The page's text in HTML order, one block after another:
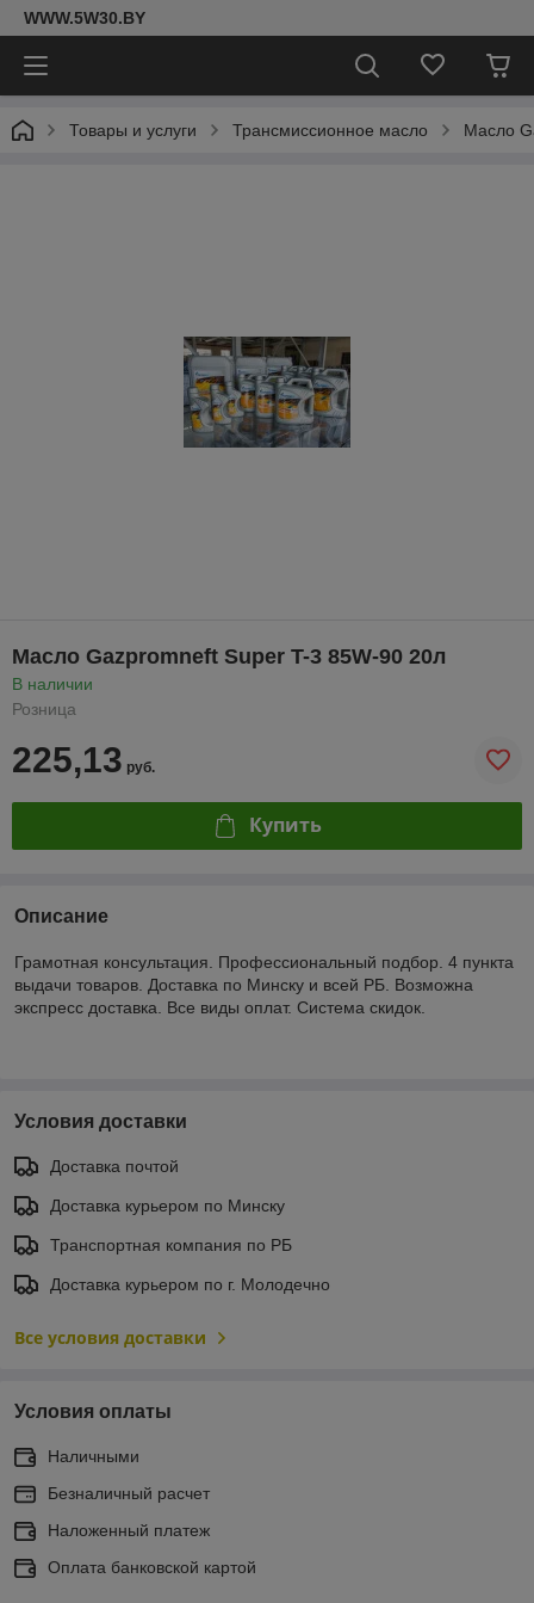
WWW.5W30.BY
Товары и услуги Трансмиссионное масло Масло
Масло Gazpromneft Super T-3 85W-90 20л
В наличии
Розница
225,13 руб.
Купить
Описание
Грамотная консультация. Профессиональный подбор. 4 пункта
выдачи товаров. Доставка по Минску и всей РБ. Возможна
экспресс доставка. Все виды оплат. Система скидок.
Условия доставки
Доставка почтой
Доставка курьером по Минску
Транспортная компания по РБ
Доставка курьером по г. Молодечно
Все условия доставки
Условия оплаты
Наличными
Безналичный расчет
Наложенный платеж
Оплата банковской картой